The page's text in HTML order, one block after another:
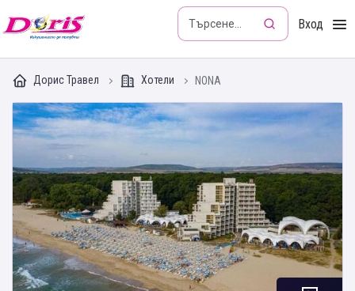
Doris - Изкушението да пътуваш Вход
Дорис Травел Хотели NONA